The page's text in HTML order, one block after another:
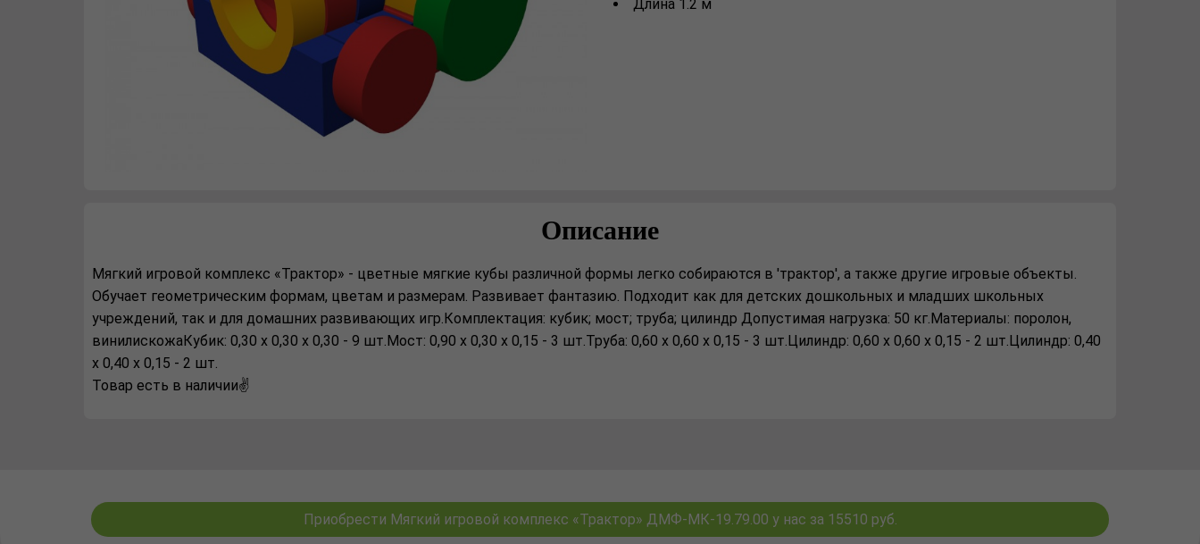
Длина 1.2 м
Описание
Мягкий игровой комплекс «Трактор» - цветные мягкие кубы различной формы легко собираются в 'трактор', а также другие игровые объекты.
Обучает геометрическим формам, цветам и размерам. Развивает фантазию. Подходит как для детских дошкольных и младших школьных
учреждений, так и для домашних развивающих игр.Комплектация: кубик; мост; труба; цилиндр Допустимая нагрузка: 50 кг.Материалы: поролон,
винилискожаКубик: 0,30 х 0,30 х 0,30 - 9 шт.Мост: 0,90 х 0,30 х 0,15 - 3 шт.Труба: 0,60 х 0,60 х 0,15 - 3 шт.Цилиндр: 0,60 х 0,60 х 0,15 - 2 шт.Цилиндр: 0,40
х 0,40 х 0,15 - 2 шт.
Товар есть в наличии✌️
Приобрести Мягкий игровой комплекс «Трактор» ДМФ-МК-19.79.00 у нас за 15510 руб.